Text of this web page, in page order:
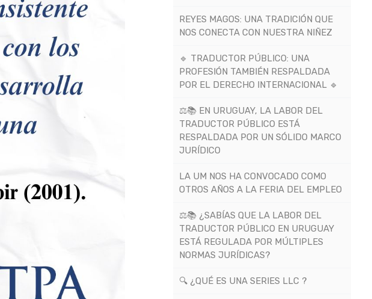
REYES MAGOS: UNA TRADICIÓN QUE
NOS CONECTA CON NUESTRA NIÑEZ
🔹 TRADUCTOR PÚBLICO: UNA
PROFESIÓN TAMBIÉN RESPALDADA
POR EL DERECHO INTERNACIONAL 🔹
⚖️📚 EN URUGUAY, LA LABOR DEL
TRADUCTOR PÚBLICO ESTÁ
RESPALDADA POR UN SÓLIDO MARCO
JURÍDICO
LA UM NOS HA CONVOCADO COMO
OTROS AÑOS A LA FERIA DEL EMPLEO
⚖️📚 ¿SABÍAS QUE LA LABOR DEL
TRADUCTOR PÚBLICO EN URUGUAY
ESTÁ REGULADA POR MÚLTIPLES
NORMAS JURÍDICAS?
🔍 ¿QUÉ ES UNA SERIES LLC ?